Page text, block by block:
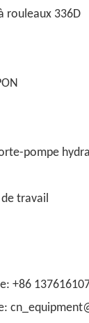
rouleaux 336D
pompe
travail
+86